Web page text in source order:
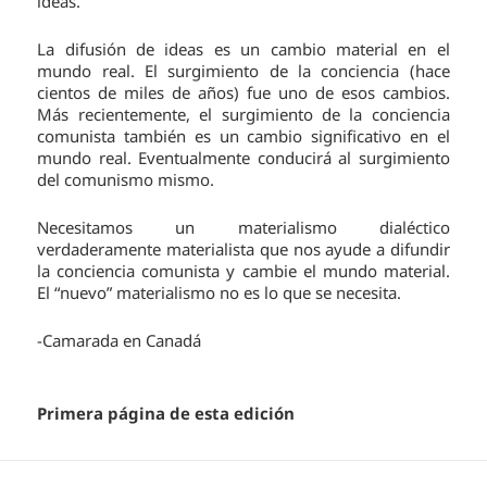
La difusión de ideas es un cambio material en el
mundo real. El surgimiento de la conciencia (hace
cientos de miles de años) fue uno de esos cambios.
Más recientemente, el surgimiento de la conciencia
comunista también es un cambio significativo en el
mundo real. Eventualmente conducirá al surgimiento
del comunismo mismo.
Necesitamos un materialismo dialéctico
verdaderamente materialista que nos ayude a difundir
la conciencia comunista y cambie el mundo material.
El “nuevo” materialismo no es lo que se necesita.
-Camarada en Canadá
Primera página de esta edición